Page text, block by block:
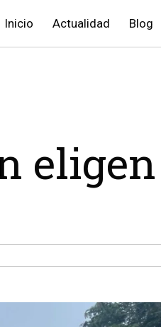
Inicio Actualidad Blog
eligen